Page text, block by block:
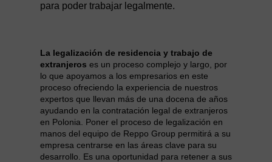
para poder trabajar legalmente.
La legalización de residencia y trabajo de
extranjeros es un proceso complejo y largo, por
lo que apoyamos a los empresarios en este
proceso ofreciendo la experiencia de nuestros
expertos que llevan más de una docena de años
ayudando en la contratación legal de extranjeros
en Polonia. Poner el proceso de legalización en
manos del equipo de Reppo Group permitirá a su
empresa centrarse en las áreas clave para su
desarrollo. Es una oportunidad para retener a sus